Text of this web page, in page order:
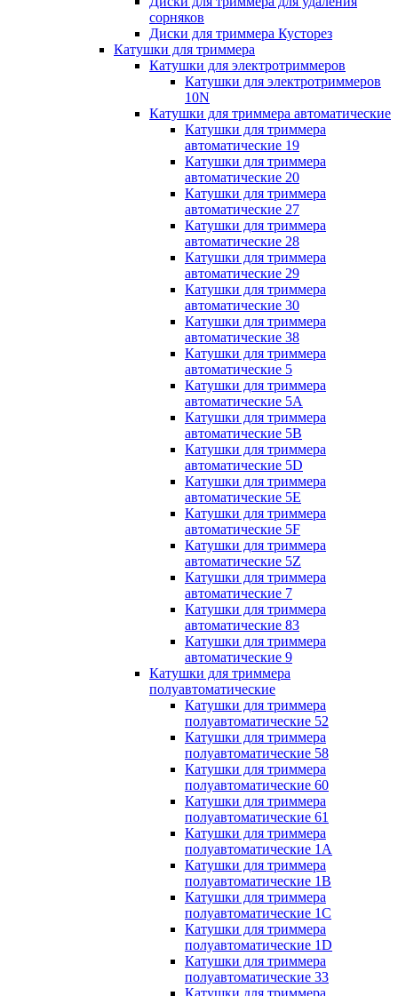
сорняков
Диски для триммера Кусторез
Катушки для триммера
Катушки для электротриммеров
Катушки для электротриммеров
10N
Катушки для триммера автоматические
Катушки для триммера
автоматические 19
Катушки для триммера
автоматические 20
Катушки для триммера
автоматические 27
Катушки для триммера
автоматические 28
Катушки для триммера
автоматические 29
Катушки для триммера
автоматические 30
Катушки для триммера
автоматические 38
Катушки для триммера
автоматические 5
Катушки для триммера
автоматические 5A
Катушки для триммера
автоматические 5B
Катушки для триммера
автоматические 5D
Катушки для триммера
автоматические 5E
Катушки для триммера
автоматические 5F
Катушки для триммера
автоматические 5Z
Катушки для триммера
автоматические 7
Катушки для триммера
автоматические 83
Катушки для триммера
автоматические 9
Катушки для триммера
полуавтоматические
Катушки для триммера
полуавтоматические 52
Катушки для триммера
полуавтоматические 58
Катушки для триммера
полуавтоматические 60
Катушки для триммера
полуавтоматические 61
Катушки для триммера
полуавтоматические 1A
Катушки для триммера
полуавтоматические 1B
Катушки для триммера
полуавтоматические 1C
Катушки для триммера
полуавтоматические 1D
Катушки для триммера
полуавтоматические 33